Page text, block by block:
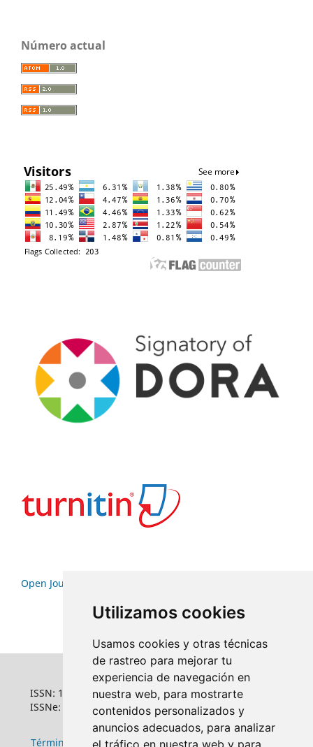
Utilizamos cookies
Usamos cookies y otras técnicas
de rastreo para mejorar tu
experiencia de navegación en
nuestra web, para mostrarte
contenidos personalizados y
anuncios adecuados, para analizar
el tráfico en nuestra web y para
Número actual
Open Journal Systems
ISSN: 1022-6508
ISSNe: 1681-5653
Términos y condiciones de uso|Política de